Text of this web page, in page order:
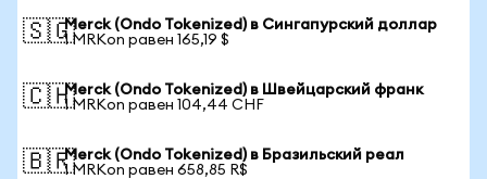
🇸🇬Merck (Ondo Tokenized) в Сингапурский доллар
1 MRKon равен 165,19 $
🇨🇭Merck (Ondo Tokenized) в Швейцарский франк
1 MRKon равен 104,44 CHF
🇧🇷Merck (Ondo Tokenized) в Бразильский реал
1 MRKon равен 658,85 R$